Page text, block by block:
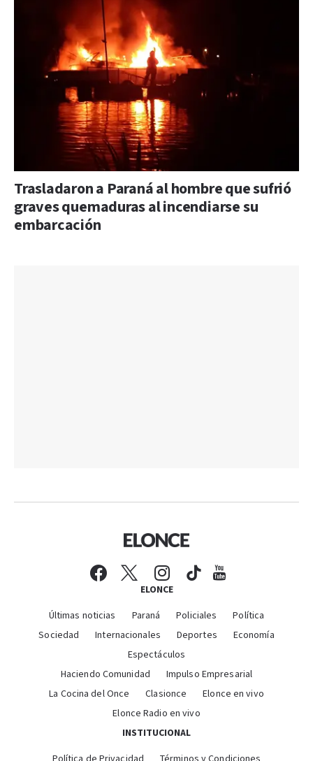
Trasladaron a Paraná al hombre que sufrió
graves quemaduras al incendiarse su
embarcación
ELONCE
Últimas noticias Paraná Policiales
Política
Sociedad
Internacionales Deportes
Economía
Espectáculos
Haciendo Comunidad
Impulso Empresarial
La Cocina del Once
Clasionce
Elonce en vivo
Elonce Radio en vivo
INSTITUCIONAL